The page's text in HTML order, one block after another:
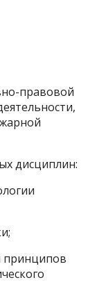
правовой
дисциплин: